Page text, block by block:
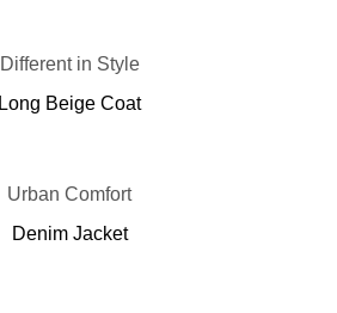
Different in Style
Long Beige Coat
Urban Comfort
Denim Jacket